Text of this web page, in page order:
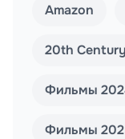
Amazon
20th
Фильмы
Фильмы